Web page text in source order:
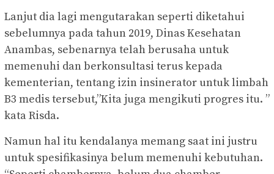
Lanjut dia lagi mengutarakan seperti diketahui
sebelumnya pada tahun 2019, Dinas Kesehatan
Anambas, sebenarnya telah berusaha untuk
memenuhi dan berkonsultasi terus kepada
kementerian, tentang izin insinerator untuk limbah
B3 medis tersebut,”Kita juga mengikuti progres itu. ”
kata Risda.
Namun hal itu kendalanya memang saat ini justru
untuk spesifikasinya belum memenuhi kebutuhan.